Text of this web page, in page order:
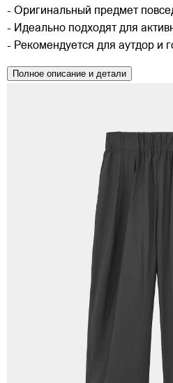
- Оригинальный предмет
- Идеально подходят для
- Рекомендуется для аутдор и
Полное описание и детали